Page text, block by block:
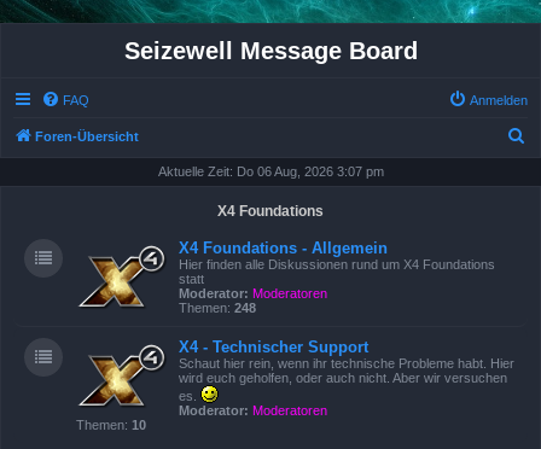
Seizewell Message Board
FAQ Anmelden
Foren-Übersicht
Aktuelle Zeit: Do 06 Aug, 2026 3:07 pm
X4 Foundations
X4 Foundations - Allgemein
Hier finden alle Diskussionen rund um X4 Foundations
statt
Moderator: Moderatoren
Themen: 248
X4 - Technischer Support
Schaut hier rein, wenn ihr technische Probleme habt. Hier
wird euch geholfen, oder auch nicht. Aber wir versuchen
es.
Moderator: Moderatoren
Themen: 10